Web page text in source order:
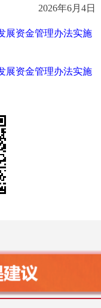
回到顶部
2026年6月4日
展资金管理办法实施
展资金管理办法实施